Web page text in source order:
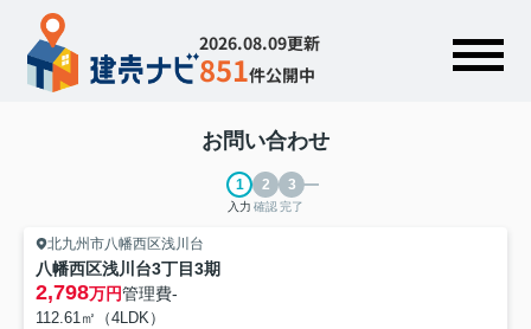
2026.08.09更新
851件公開中
お問い合わせ
入力 確認完了
北九州市八幡西区浅川台
八幡西区浅川台3丁目3期
2,798万円管理費-
112.61㎡（4LDK）